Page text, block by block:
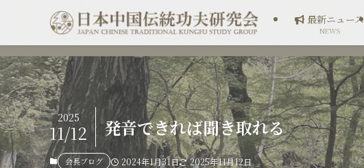
最新ニュース
NEWS
発音できれば聞き取れる
2025
11/12
会長ブログ 2024年1月31日 2025年11月12日